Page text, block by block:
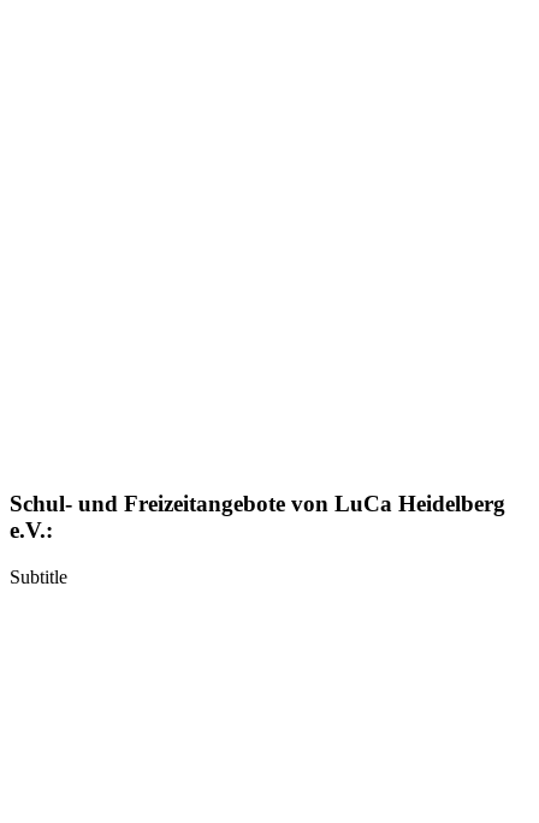
Schul- und Freizeitangebote von LuCa Heidelberg
e.V.:
Subtitle